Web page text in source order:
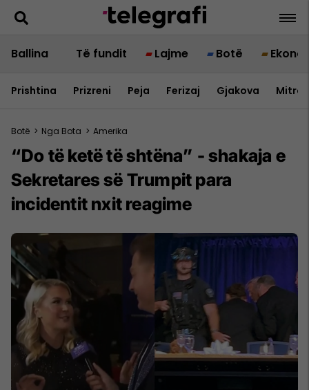
Ballina Të fundit Lajme Botë
Prishtina Prizreni Peja Ferizaj Gjakova
Botë > Nga Bota > Amerika
“Do të ketë të shtëna” - shakaja e
Sekretares së Trumpit para
incidentit nxit reagime